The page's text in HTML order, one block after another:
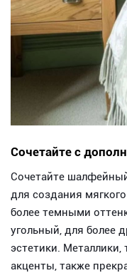
Сочетайте с
Сочетайте
для создания
более темными
угольный, для более
эстетики.
акценты, также